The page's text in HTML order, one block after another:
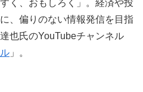
く、おもしろく」。経済や投
、偏りのない情報発信を目指
也氏のYouTubeチャンネル
」。